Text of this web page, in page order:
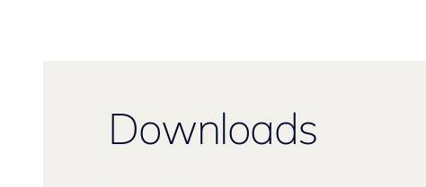
Downloads